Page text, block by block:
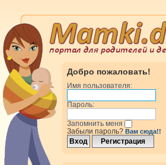
Добро пожаловать!
Имя пользователя:
Пароль:
Запомнить меня
Забыли пароль? Вам сюда!!